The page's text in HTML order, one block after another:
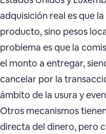
adquisición real es que
producto, sino pesos
problema es que la
el monto a entregar,
cancelar por la
ámbito de la usura y
Otros mecanismos
directa del dinero, pero